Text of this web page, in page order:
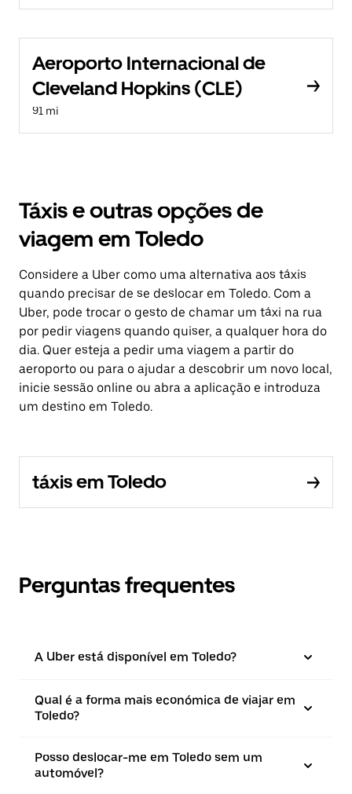
Aeroporto Internacional de
Cleveland Hopkins (CLE)
91 mi
Táxis e outras opções de
viagem em Toledo
Considere a Uber como uma alternativa aos táxis
quando precisar de se deslocar em Toledo. Com a
Uber, pode trocar o gesto de chamar um táxi na rua
por pedir viagens quando quiser, a qualquer hora do
dia. Quer esteja a pedir uma viagem a partir do
aeroporto ou para o ajudar a descobrir um novo local,
inicie sessão online ou abra a aplicação e introduza
um destino em Toledo.
táxis em Toledo
Perguntas frequentes
A Uber está disponível em Toledo?
Qual é a forma mais económica de viajar em
Toledo?
Posso deslocar-me em Toledo sem um
automóvel?